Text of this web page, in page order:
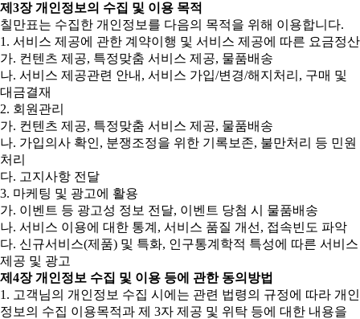
제3장 개인정보의 수집 및 이용 목적
칠만표는 수집한 개인정보를 다음의 목적을 위해 이용합니다.
1. 서비스 제공에 관한 계약이행 및 서비스 제공에 따른 요금정산
가. 컨텐츠 제공, 특정맞춤 서비스 제공, 물품배송
나. 서비스 제공관련 안내, 서비스 가입/변경/해지처리, 구매 및
대금결재
2. 회원관리
가. 컨텐츠 제공, 특정맞춤 서비스 제공, 물품배송
나. 가입의사 확인, 분쟁조정을 위한 기록보존, 불만처리 등 민원
처리
다. 고지사항 전달
3. 마케팅 및 광고에 활용
가. 이벤트 등 광고성 정보 전달, 이벤트 당첨 시 물품배송
나. 서비스 이용에 대한 통계, 서비스 품질 개선, 접속빈도 파악
다. 신규서비스(제품) 및 특화, 인구통계학적 특성에 따른 서비스
제공 및 광고
제4장 개인정보 수집 및 이용 등에 관한 동의방법
1. 고객님의 개인정보 수집 시에는 관련 법령의 규정에 따라 개인
정보의 수집 이용목적과 제 3자 제공 및 위탁 등에 대한 내용을